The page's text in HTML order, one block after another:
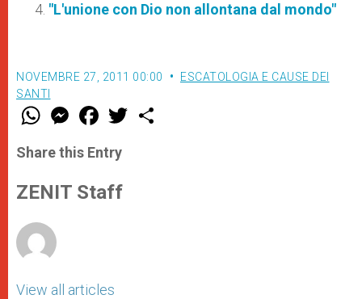
"L'unione con Dio non allontana dal mondo"
NOVEMBRE 27, 2011 00:00
ESCATOLOGIA E CAUSE DEI
SANTI
W
t
s
p
p
M
e
s
e
g
e
F
a
e
b
o
k
w
Share this Entry
ZENIT Staff
View all articles